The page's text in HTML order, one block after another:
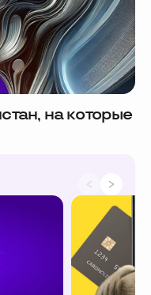
на которые